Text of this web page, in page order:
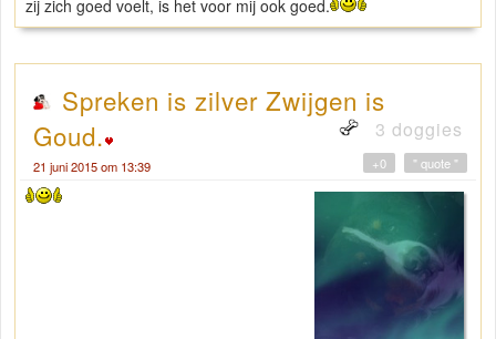
zij zich goed voelt, is het voor mij ook goed.
Spreken is zilver Zwijgen is
Goud.
3 doggies
21 juni 2015 om 13:39 " quote "
+0